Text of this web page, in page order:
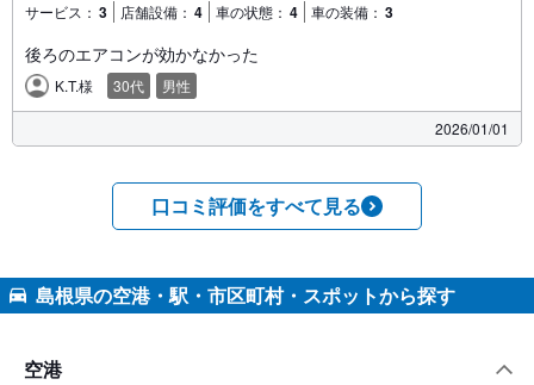
サービス： 3 店舗設備： 4 車の状態： 4 車の装備： 3
後ろのエアコンが効かなかった
K.T.様 30代 男性
2026/01/01
口コミ評価をすべて見る
島根県の空港・駅・市区町村・スポットから探す
空港